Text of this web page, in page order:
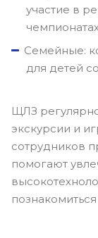
участие в
Семейные:
для детей
ЩЛЗ
экскурсии и
сотрудников
помогают